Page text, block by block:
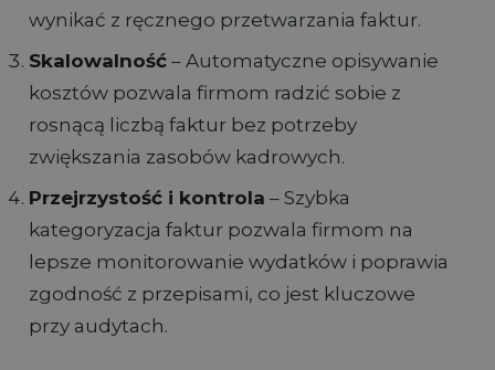
wynikać z ręcznego przetwarzania faktur.
Skalowalność– Automatyczne opisywanie
kosztów pozwala firmom radzić sobie z
rosnącą liczbą faktur bez potrzeby
zwiększania zasobów kadrowych.
Przejrzystość i kontrola – Szybka
kategoryzacja faktur pozwala firmom na
lepsze monitorowanie wydatków i poprawia
zgodność z przepisami, co jest kluczowe
przy audytach.